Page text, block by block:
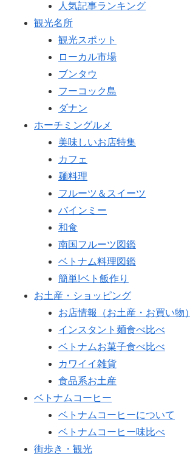
人気記事ランキング
観光名所
観光スポット
ローカル市場
ブンタウ
フーコック島
ダナン
ホーチミングルメ
美味しいお店特集
カフェ
麺料理
フルーツ＆スイーツ
バインミー
和食
南国フルーツ図鑑
ベトナム料理図鑑
簡単!ベト飯作り
お土産・ショッピング
お店情報（お土産・お買い物）
インスタント麺食べ比べ
ベトナムお菓子食べ比べ
カワイイ雑貨
食品系お土産
ベトナムコーヒー
ベトナムコーヒーについて
ベトナムコーヒー味比べ
街歩き・観光